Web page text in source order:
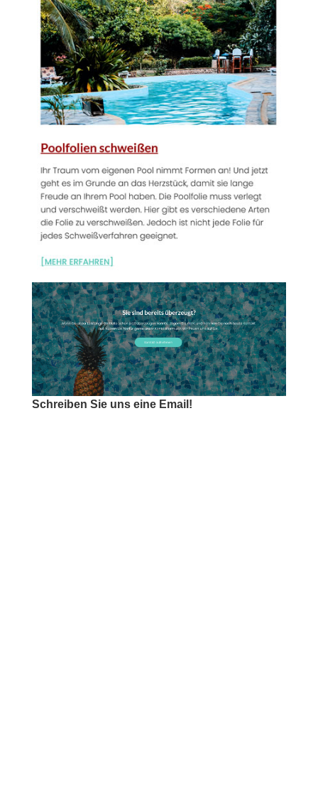
Schreiben Sie uns eine Email!